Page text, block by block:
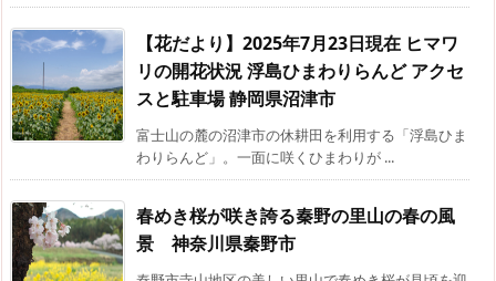
【花だより】2025年7月23日現在 ヒマワ
リの開花状況 浮島ひまわりらんど アクセ
スと駐車場 静岡県沼津市
富士山の麓の沼津市の休耕田を利用する「浮島ひま
わりらんど」。一面に咲くひまわりが ...
春めき桜が咲き誇る秦野の里山の春の風
景 神奈川県秦野市